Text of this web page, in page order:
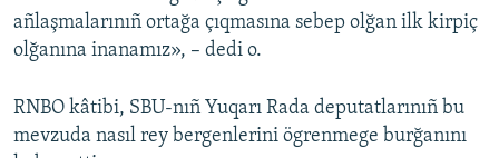
añlaşmalarınıñ ortağa çıqmasına sebep olğan ilk kirpiç
olğanına inanamız», – dedi o.
RNBO kâtibi, SBU-nıñ Yuqarı Rada deputatlarınıñ bu
mevzuda nasıl rey bergenlerini ögrenmege burğanını